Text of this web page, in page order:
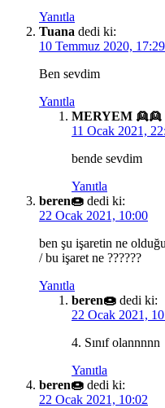
Yanıtla
Tuana dedi ki:
10 Temmuz 2020, 17:29
Ben sevdim
Yanıtla
MERYEM 👱👱
11 Ocak 2021,
bende sevdim
Yanıtla
beren🍩 dedi ki:
22 Ocak 2021, 10:00
ben şu işaretin ne
/ bu işaret ne ??????
Yanıtla
beren🍩 dedi ki:
22 Ocak 2021,
4. Sınıf olannnnn
Yanıtla
beren🍩 dedi ki:
22 Ocak 2021, 10:02